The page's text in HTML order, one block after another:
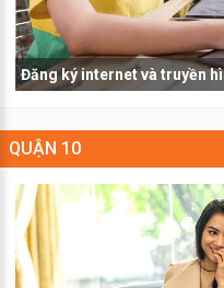
Đăng ký internet và truyền
QUẬN 10